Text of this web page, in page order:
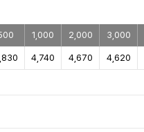
1,000 2,000 3,000
4,740 4,670 4,620